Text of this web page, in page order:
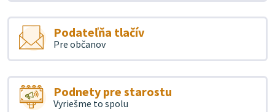
Podateľňa tlačív
Pre občanov
Podnety pre starostu
Vyriešme to spolu